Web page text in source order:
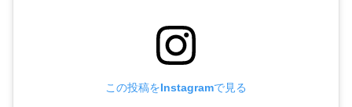
この投稿をInstagramで見る